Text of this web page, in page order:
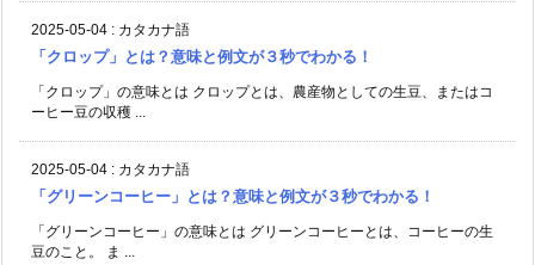
2025-05-04 : カタカナ語
「クロップ」とは？意味と例文が３秒でわかる！
「クロップ」の意味とは クロップとは、農産物としての生豆、またはコ
ーヒー豆の収穫 ...
2025-05-04 : カタカナ語
「グリーンコーヒー」とは？意味と例文が３秒でわかる！
「グリーンコーヒー」の意味とは グリーンコーヒーとは、コーヒーの生
豆のこと。 ま ...